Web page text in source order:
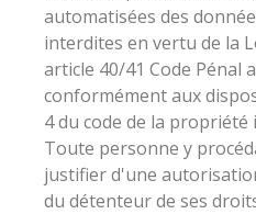
automatisées des
interdites en vertu de la
article 40/41 Code Pénal
conformément aux
4 du code de la propriété
Toute personne y
justifier d'une
du détenteur de ses